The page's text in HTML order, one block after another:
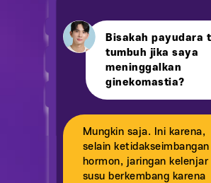
Bisakah payudara
tumbuh jika saya
meninggalkan
ginekomastia?
Mungkin saja. Ini karena,
selain ketidakseimbangan
hormon, jaringan kelenjar
susu berkembang karena